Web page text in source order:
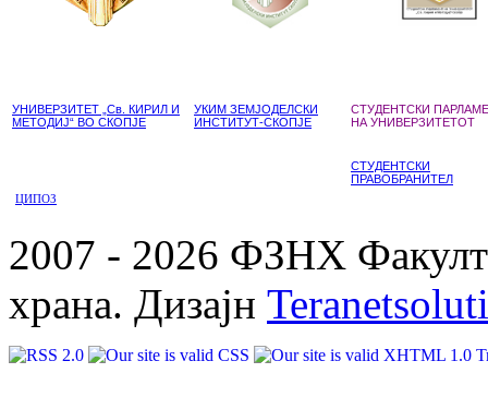
УНИВЕРЗИТЕТ „Св. КИРИЛ И
МЕТОДИЈ“ ВО СКОПЈЕ
УКИМ ЗЕМЈОДЕЛСКИ
ИНСТИТУТ-СКОПЈЕ
СТУДЕНТСКИ
НА УНИВЕРЗИТЕТОТ
СТУДЕНТСКИ
ПРАВОБРАНИТЕЛ
ЦИПОЗ
2007 - 2026 ФЗНХ
храна. Дизајн